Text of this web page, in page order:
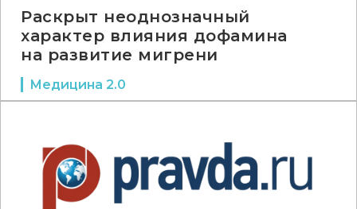
Раскрыт неоднозначный
характер влияния дофамина
на развитие мигрени
Медицина 2.0